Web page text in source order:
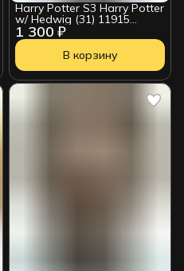
1 300 ₽
Harry Potter S3 Harry Potter
w/ Hedwig (31) 11915
УЦЕНКА
В корзину